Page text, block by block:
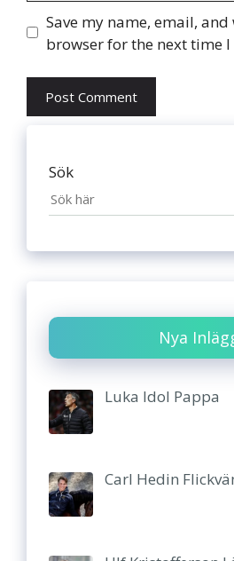
Website
Save my name, email,
browser for the next time
Sök
Nya
Luka Idol Pappa
Carl Hedin